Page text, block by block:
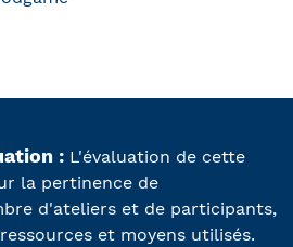
: L'évaluation de cette
la pertinence de
d'ateliers et de participants,
et moyens utilisés.